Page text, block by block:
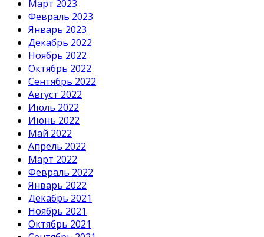
Март 2023
Февраль 2023
Январь 2023
Декабрь 2022
Ноябрь 2022
Октябрь 2022
Сентябрь 2022
Август 2022
Июль 2022
Июнь 2022
Май 2022
Апрель 2022
Март 2022
Февраль 2022
Январь 2022
Декабрь 2021
Ноябрь 2021
Октябрь 2021